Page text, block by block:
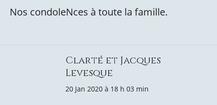
Nos condoleNces à toute la famille.
Clarté et Jacques
Levesque
20 Jan 2020 à 18 h 03 min